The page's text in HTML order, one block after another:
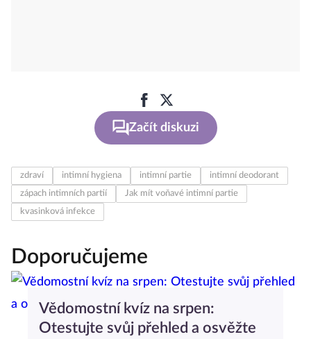
Začít diskuzi
zdraví intimní hygiena intimní partie
intimní deodorant
zápach intimních partií
Jak mít voňavé intimní partie
kvasinková infekce
Doporučujeme
Vědomostní kvíz na srpen:
Otestujte svůj přehled a osvěžte